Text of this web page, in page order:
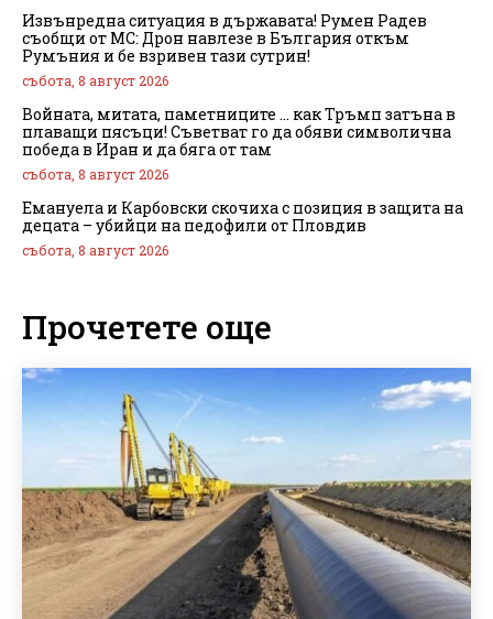
Извънредна ситуация в държавата! Румен Радев
съобщи от МС: Дрон навлезе в България откъм
Румъния и бе взривен тази сутрин!
събота, 8 август 2026
Войната, митата, паметниците … как Тръмп затъна в
плаващи пясъци! Съветват го да обяви символична
победа в Иран и да бяга от там
събота, 8 август 2026
Емануела и Карбовски скочиха с позиция в защита на
децата – убийци на педофили от Пловдив
събота, 8 август 2026
Прочетете още